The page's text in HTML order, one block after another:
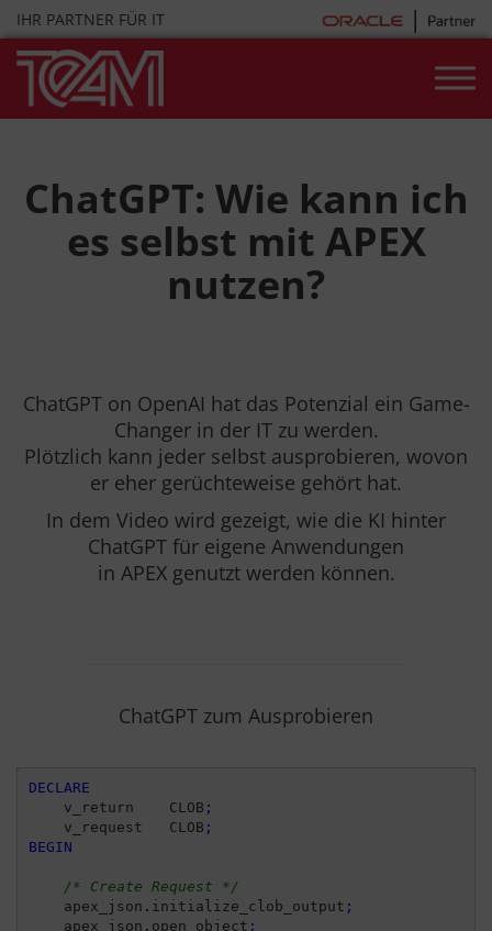
Skip
to
content
IHR PARTNER FÜR IT
ChatGPT: Wie kann ich
es selbst mit APEX
nutzen?
ChatGPT on OpenAI hat das Potenzial ein Game-
Changer in der IT zu werden.
Plötzlich kann jeder selbst ausprobieren, wovon
er eher gerüchteweise gehört hat.
In dem Video wird gezeigt, wie die KI hinter
ChatGPT für eigene Anwendungen
in APEX genutzt werden können.
Das Video wird nach dem Klick von Youtube geladen
ChatGPT zum Ausprobieren
DECLARE
    v_return    CLOB
;
    v_request   CLOB
;
BEGIN
/* Create Request */
    apex_json
. initialize_clob_output ;
    apex_json
. open_object ;